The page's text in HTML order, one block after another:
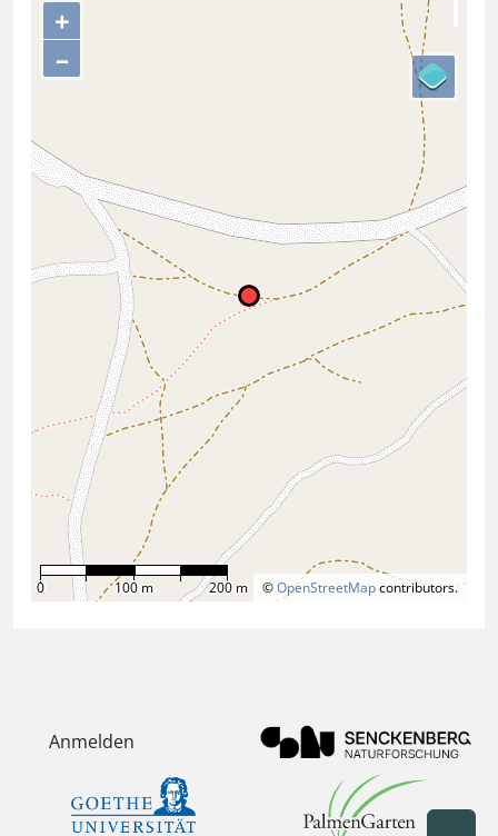
+
–
©OpenStreetMapcontributors.
0 100 m 200 m
Anmelden